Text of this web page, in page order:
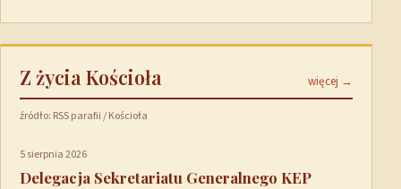
Z życia Kościoła więcej →
źródło: RSS parafii / Kościoła
5 sierpnia 2026
Delegacja Sekretariatu Generalnego KEP